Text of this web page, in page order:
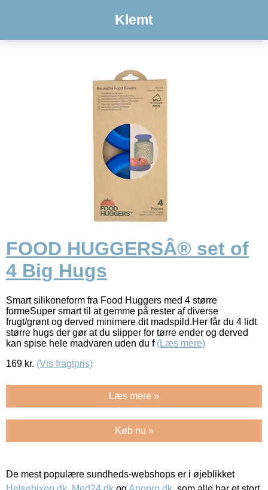
Klemt
FOOD HUGGERSÂ® set of
4 Big Hugs
Smart silikoneform fra Food Huggers med 4 større
formeSuper smart til at gemme på rester af diverse
frugt/grønt og derved minimere dit madspild.Her får du 4 lidt
større hugs der gør at du slipper for tørre ender og derved
kan spise hele madvaren uden du f (Læs mere)
169 kr. (Vis fragtpris)
Læs mere »
Køb nu »
De mest populære sundheds-webshops er i øjeblikket